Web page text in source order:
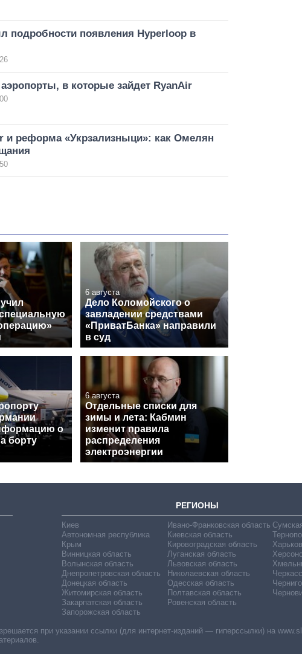
подробности появления Hyperloop в
в которые зайдет RyanAir
и реформа «Укрзализныци»: как Омелян
6 августа
Дело Коломойского о
завладении средствами
«ПриватБанка» направили
в суд
о
борту
6 августа
Отдельные списки для
зимы и лета: Кабмин
изменит правила
распределения
электроэнергии
РЕГИОНЫ
Киев
Автономная республика
Крым
Винницкая область
Волынская область
Днепропетровская область
Донецкая область
Житомирская область
Закарпатская область
Запорожская область
Ивано-Франковская область
Киевская область
Кировоградская область
Луганская область
Львовская область
Николаевская область
Одесская область
Полтавская область
Ровенская область
при указании ссылки (для интернет-изданий — гиперссылки) на